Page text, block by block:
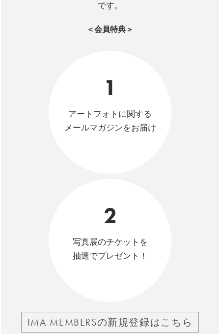
です。
＜会員特典＞
1
アートフォトに関する
メールマガジンをお届け
2
写真展のチケットを
抽選でプレゼント！
IMA MEMBERSの新規登録はこちら